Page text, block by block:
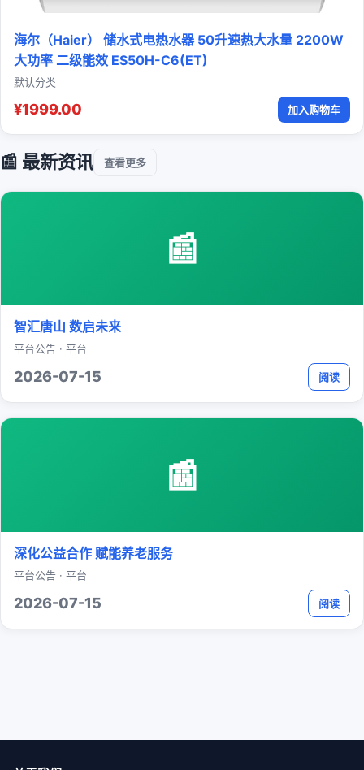
海尔（Haier） 储水式电热水器 50升速热大水量 2200W
大功率 二级能效 ES50H-C6(ET)
默认分类
¥1999.00 加入购物车
📰 最新资讯 查看更多
📰
智汇唐山 数启未来
平台公告 · 平台
2026-07-15 阅读
📰
深化公益合作 赋能养老服务
平台公告 · 平台
2026-07-15 阅读